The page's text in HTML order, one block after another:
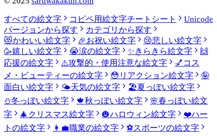
すべての絵文字
コピペ用絵文字チートシート
Unicode
バージョンから探す
カテゴリから探す
😻かわいい絵文字 🎉お祝い絵文字 😢悲しい絵文字
🥳嬉しい絵文字 😭涙の絵文字 ✨きらきら絵文字
🙌
応援の絵文字
⚠️攻撃的・使用注意な絵文字 💅 コス
メ・ビューティーの絵文字
😳 リアクション絵文字
🤪
面白い絵文字
🌤️天気の絵文字 🏖️夏っぽい絵文字
⛄冬っぽい絵文字 🍁秋っぽい絵文字 🌸春っぽい絵文
字
🎄 クリスマス絵文字 🎃ハロウィン絵文字 ❤️ハー
トの絵文字
👩‍💼職業の絵文字 ⚽スポーツの絵文字